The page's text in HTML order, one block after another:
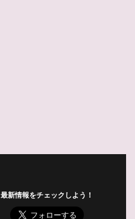
最新情報をチェックしよう！